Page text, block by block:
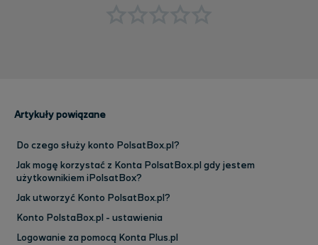
Artykuły powiązane
Do czego służy konto PolsatBox.pl?
Jak mogę korzystać z Konta PolsatBox.pl gdy jestem
użytkownikiem iPolsatBox?
Jak utworzyć Konto PolsatBox.pl?
Konto PolstaBox.pl - ustawienia
Logowanie za pomocą Konta Plus.pl